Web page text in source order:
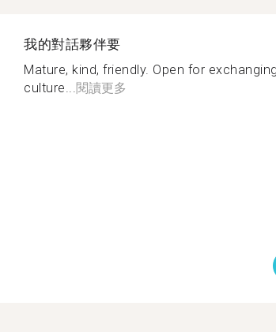
我的對話夥伴要
Mature, kind, friendly. Open for
culture...閱讀更多